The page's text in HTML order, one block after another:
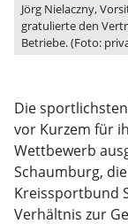
Jörg Nielaczny,
gratulierte den
Betriebe. (Foto:
Die
vor Kurzem für
Wettbewerb
Schaumburg,
Kreissportbund
Verhältnis zur